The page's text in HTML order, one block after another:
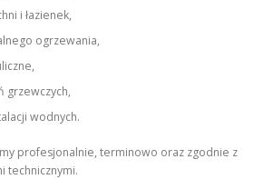
i łazienek,
ogrzewania,
grzewczych,
wodnych.
profesjonalnie, terminowo oraz zgodnie z
technicznymi.